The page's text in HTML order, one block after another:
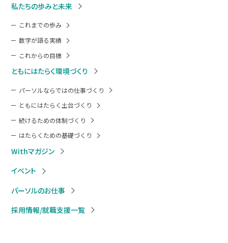
私たちの歩みと未来
これまでの歩み
数字が語る実績
これからの目標
ともにはたらく環境づくり
パーソルならではの仕事づくり
ともにはたらく土台づくり
続けるための体制づくり
はたらくための基礎づくり
Withマガジン
イベント
パーソルのお仕事
採用情報/就職支援一覧